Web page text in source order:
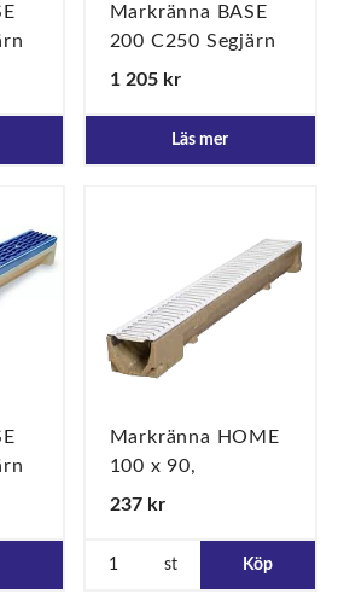
Markränna BASE
200 C250 Segjärn
"WAVE"
1 205 kr
Läs mer
Markränna HOME
100 x 90,
Galvaniserat
10mm,A15
237 kr
st Köp